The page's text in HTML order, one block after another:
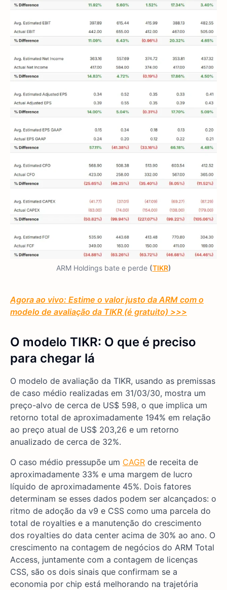
ARM Holdings bate e perde (TIKR)
Agora ao vivo: Estime o valor justo da ARM com o
modelo de avaliação da TIKR (é gratuito) >>>
O modelo TIKR: O que é preciso
para chegar lá
O modelo de avaliação da TIKR, usando as premissas
de caso médio realizadas em 31/03/30, mostra um
preço-alvo de cerca de US$ 598, o que implica um
retorno total de aproximadamente 194% em relação
ao preço atual de US$ 203,26 e um retorno
anualizado de cerca de 32%.
O caso médio pressupõe um CAGR de receita de
aproximadamente 33% e uma margem de lucro
líquido de aproximadamente 45%. Dois fatores
determinam se esses dados podem ser alcançados: o
ritmo de adoção da v9 e CSS como uma parcela do
total de royalties e a manutenção do crescimento
dos royalties do data center acima de 30% ao ano. O
crescimento na contagem de negócios do ARM Total
Access, juntamente com a contagem de licenças
CSS, são os dois sinais que confirmam se a
economia por chip está melhorando na trajetória